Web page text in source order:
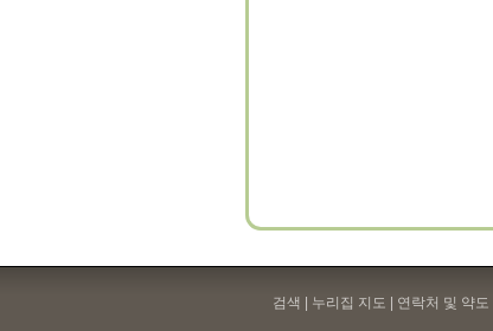
검색 | 누리집 지도 | 연락처 및 약도 |